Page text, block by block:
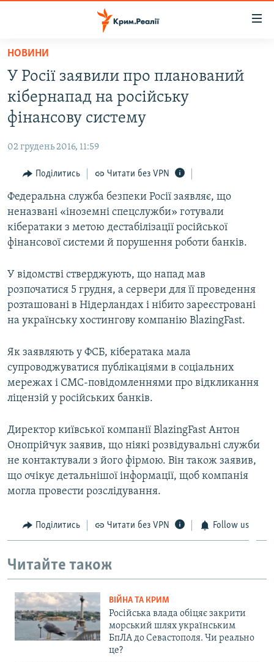
Перейти
основного
матеріалу
Перейти
до
основної
навігації
Перейти
пошуку
ВОДА.КРИМ
ВІДЕО ТА ФОТО
БЛОГИ
ПОГЛЯД
ІНТЕРВ'Ю
ВСЕ ЗА ДЕНЬ
СПЕЦПРОЕКТИ
ВІДЕОУРОКИ «ELIFBE»
СВІДЧЕННЯ ОКУПАЦІЇ
ІНФОГРАФІКА
Русский
Qırımtatar
ДОЛУЧАЙСЯ!
НОВИНИ
У Росії заявили про планований
кібернапад на російську
фінансову систему
02 грудень 2016, 11:59
Поділитись Читати без VPN
Федеральна служба безпеки Росії заявляє, що
неназвані «іноземні спецслужби» готували
кібератаки з метою дестабілізації російської
фінансової системи й порушення роботи банків.
У відомстві стверджують, що напад мав
розпочатися 5 грудня, а сервери для її проведення
розташовані в Нідерландах і нібито зареєстровані
на українську хостингову компанію BlazingFast.
Як заявляють у ФСБ, кібератака мала
супроводжуватися публікаціями в соціальних
мережах і СМС-повідомленнями про відкликання
ліцензій у російських банків.
Директор київської компанії BlazingFast Антон
Онопрійчук заявив, що ніякі розвідувальні служби
не контактували з його фірмою. Він також заявив,
що очікує детальнішої інформації, щоб компанія
могла провести розслідування.
Поділитись Читати без VPN Follow us
Читайте також
ВІЙНА ТА КРИМ
Російська влада обіцяє закрити
морський шлях українським
БпЛА до Севастополя. Чи реально
це?